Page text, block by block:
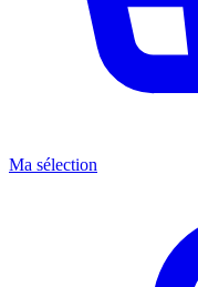
Ma sélection